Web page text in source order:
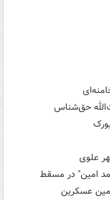
حق‌شناس
علوی
امین" در مسقط
عسکرین